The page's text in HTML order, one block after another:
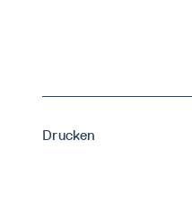
Drucken